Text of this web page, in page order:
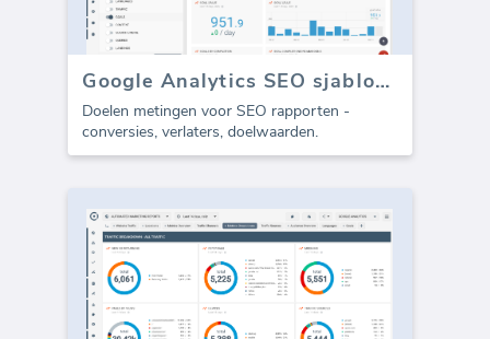
Google Analytics SEO sjabloon - Doelen (Rapport)
Doelen metingen voor SEO rapporten -
conversies, verlaters, doelwaarden.